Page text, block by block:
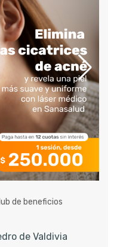
de beneficios
de Valdivia